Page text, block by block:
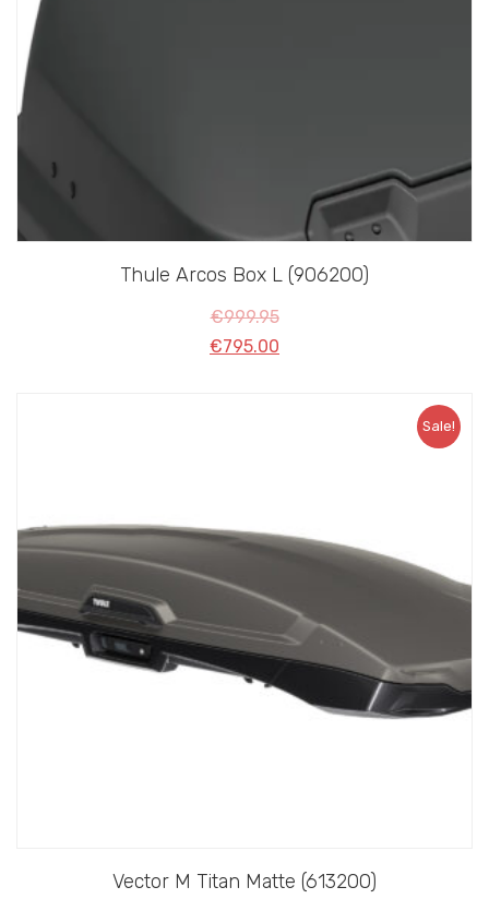
Thule Arcos Box L (906200)
€999.95
€795.00
Sale!
Vector M Titan Matte (613200)